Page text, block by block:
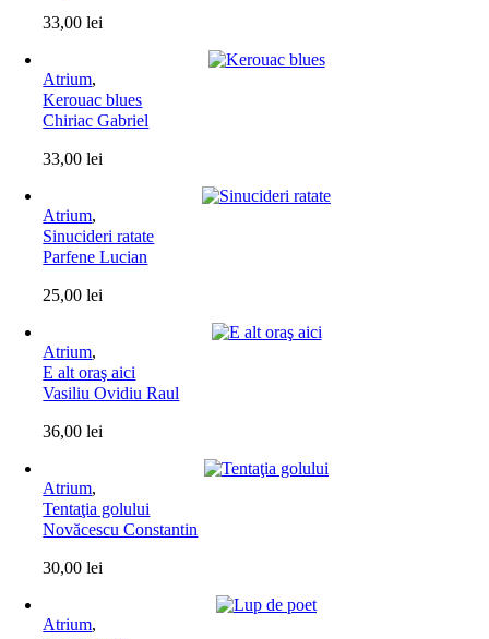
33,00lei
Atrium,
Kerouac blues
Chiriac Gabriel
33,00lei
Atrium,
Sinucideri ratate
Parfene Lucian
25,00lei
Atrium,
E alt oraş aici
Vasiliu Ovidiu Raul
36,00lei
Atrium,
Tentaţia golului
Novăcescu Constantin
30,00lei
Atrium,